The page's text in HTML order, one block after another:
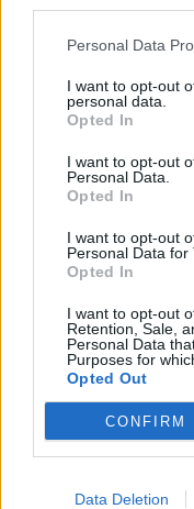
Personal Data
I want to opt-out
personal data.
Opted In
I want to opt-out
Personal Data.
Opted In
I want to opt-out
Personal Data for
Opted In
I want to opt-out
Retention, Sale,
Personal Data
Purposes for
Opted Out
CONFIRM
Data Deletion